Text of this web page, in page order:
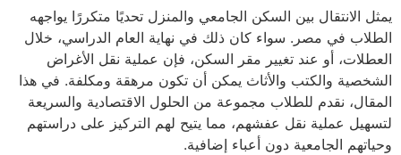
الانتقال بين السكن الجامعي والمنزل تحديًا متكررًا يواجهه
في مصر. سواء كان ذلك في نهاية العام الدراسي، خلال
أو عند تغيير مقر السكن، فإن عملية نقل الأغراض
والكتب والأثاث يمكن أن تكون مرهقة ومكلفة. في هذا
نقدم للطلاب مجموعة من الحلول الاقتصادية والسريعة
عملية نقل عفشهم، مما يتيح لهم التركيز على دراستهم
الجامعية دون أعباء إضافية.